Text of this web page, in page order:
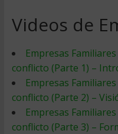
Videos de
Empresas
conflicto (Parte 1) –
Empresas
conflicto (Parte 2) –
Empresas
conflicto (Parte 3) –